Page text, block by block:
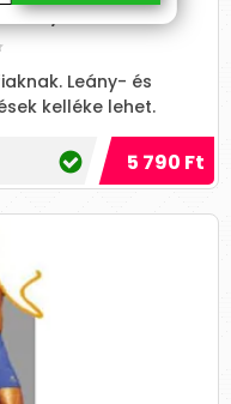
Leány- és
kelléke lehet.
5 790 Ft